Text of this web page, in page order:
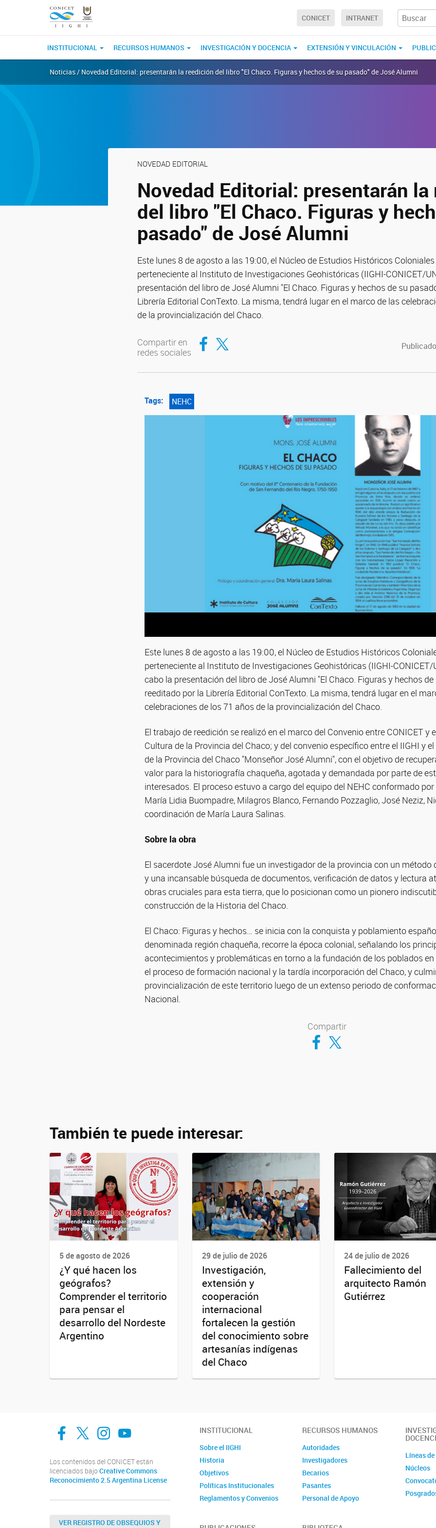
CONICET INTRANET
INSTITUCIONAL RECURSOS HUMANOS INVESTIGACIÓN Y DOCENCIA EXTENSIÓN Y VINCULACIÓN
Noticias / Novedad Editorial: presentarán la reedición del libro "El Chaco. Figuras y hechos de su pasado" de José Alumni
NOVEDAD EDITORIAL
Novedad Editorial: presentarán
del libro "El Chaco. Figuras y
pasado" de José Alumni
Este lunes 8 de agosto a las 19:00, el Núcleo de Estudios Históricos
perteneciente al Instituto de Investigaciones Geohistóricas (IIGHI-CONICET/
presentación del libro de José Alumni "El Chaco. Figuras y hechos de su
Librería Editorial ConTexto. La misma, tendrá lugar en el marco de las
de la provincialización del Chaco.
Compartir en
redes sociales
Compartir en Facebook
Compartir en Twitter
Tags: NEHC
Este lunes 8 de agosto a las 19:00, el Núcleo de Estudios Históricos
perteneciente al Instituto de Investigaciones Geohistóricas (IIGHI-CONICET/
cabo la presentación del libro de José Alumni "El Chaco. Figuras y hechos
reeditado por la Librería Editorial ConTexto. La misma, tendrá lugar en el
celebraciones de los 71 años de la provincialización del Chaco.
El trabajo de reedición se realizó en el marco del Convenio entre CONICET y
Cultura de la Provincia del Chaco; y del convenio específico entre el IIGHI y
de la Provincia del Chaco "Monseñor José Alumni", con el objetivo de
valor para la historiografía chaqueña, agotada y demandada por parte de
interesados. El proceso estuvo a cargo del equipo del NEHC conformado
María Lidia Buompadre, Milagros Blanco, Fernando Pozzaglio, José Neziz,
coordinación de María Laura Salinas.
Sobre la obra
El sacerdote José Alumni fue un investigador de la provincia con un método
y una incansable búsqueda de documentos, verificación de datos y lectura
obras cruciales para esta tierra, que lo posicionan como un pionero
construcción de la Historia del Chaco.
El Chaco: Figuras y hechos… se inicia con la conquista y poblamiento
denominada región chaqueña, recorre la época colonial, señalando los
acontecimientos y problemáticas en torno a la fundación de los poblados en
el proceso de formación nacional y la tardía incorporación del Chaco, y
provincialización de este territorio luego de un extenso periodo de
Nacional.
Compartir
Compartir en Facebook
Compartir en Twitter
También te puede interesar:
5 de agosto de 2026
¿Y qué hacen los
geógrafos?
Comprender el territorio
para pensar el
desarrollo del Nordeste
Argentino
29 de julio de 2026
Investigación,
extensión y
cooperación
internacional
fortalecen la gestión
del conocimiento sobre
artesanías indígenas
del Chaco
24 de julio de 2026
Fallecimiento del
arquitecto Ramón
Gutiérrez
facebook
twitter
Instagram
Canal de Youtube
Los contenidos del CONICET están
licenciados bajo Creative Commons
Reconocimiento 2.5 Argentina License
VER REGISTRO DE OBSEQUIOS Y
INSTITUCIONAL
Sobre el IIGHI
Historia
Objetivos
Políticas Institucionales
Reglamentos y Convenios
Ubicación
RECURSOS HUMANOS
Autoridades
Investigadores
Becarios
Pasantes
Personal de Apoyo
Comité de evaluación de
Líneas
Núcleos